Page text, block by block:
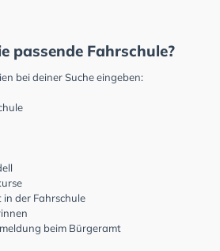
passende Fahrschule?
bei deiner Suche eingeben:
der Fahrschule
beim Bürgeramt